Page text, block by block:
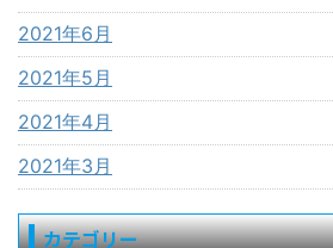
2021年6月
2021年5月
2021年4月
2021年3月
カテゴリー